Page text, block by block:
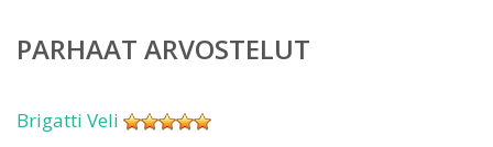
PARHAAT ARVOSTELUT
Brigatti Veli